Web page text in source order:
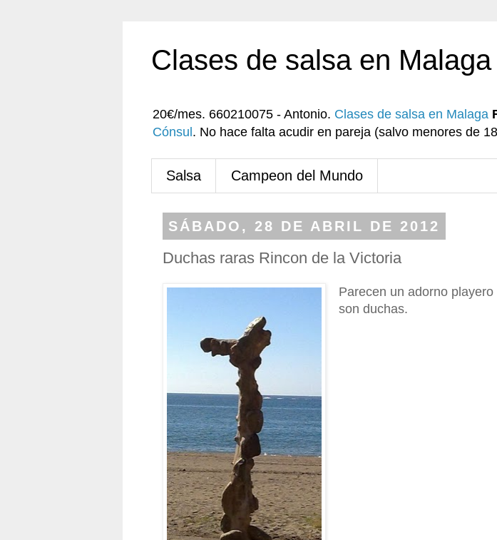
Clases de salsa en Malaga
20€/mes. 660210075 - Antonio. Clases de salsa en Malaga
Cónsul . No hace falta acudir en pareja (salvo menores de
Salsa Campeon del Mundo
SÁBADO, 28 DE ABRIL DE 2012
Duchas raras Rincon de la Victoria
Parecen un adorno playero
son duchas.